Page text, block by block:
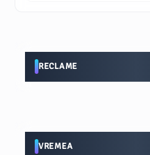
RECLAME
VREMEA